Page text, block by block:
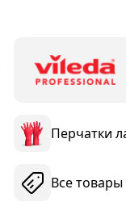
Перчатки
Все